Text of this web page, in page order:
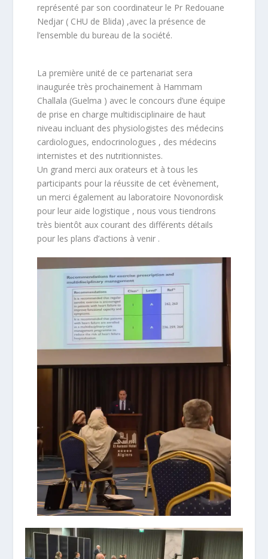
représenté par son coordinateur le Pr Redouane
Nedjar ( CHU de Blida) ,avec la présence de
l’ensemble du bureau de la société.
La première unité de ce partenariat sera
inaugurée très prochainement à Hammam
Challala (Guelma ) avec le concours d’une équipe
de prise en charge multidisciplinaire de haut
niveau incluant des physiologistes des médecins
cardiologues, endocrinologues , des médecins
internistes et des nutritionnistes.
Un grand merci aux orateurs et à tous les
participants pour la réussite de cet évènement,
un merci également au laboratoire Novonordisk
pour leur aide logistique , nous vous tiendrons
très bientôt aux courant des différents détails
pour les plans d’actions à venir .